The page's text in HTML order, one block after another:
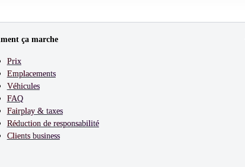
ça marche
Prix
Emplacements
Véhicules
FAQ
Fairplay & taxes
Réduction de responsabilité
Clients business